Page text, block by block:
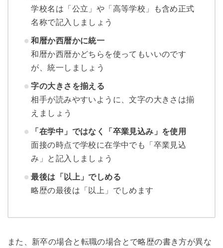
学校名は「公立」や「高等学校」も含め正式
名称で記入しましょう
和暦か西暦かに統一
和暦か西暦かどちらを使ってもいいのです
が、統一しましょう
字の大きさを揃える
相手が読みやすいように、文字の大きさは揃
えましょう
「在学中」ではなく「卒業見込み」を使用
面接の時点で学校に在学中でも「卒業見込
み」と記入しましょう
最後は「以上」でしめる
略歴の最後は「以上」でしめます
また、新卒の場合と転職の場合とで略歴の書き方が異な